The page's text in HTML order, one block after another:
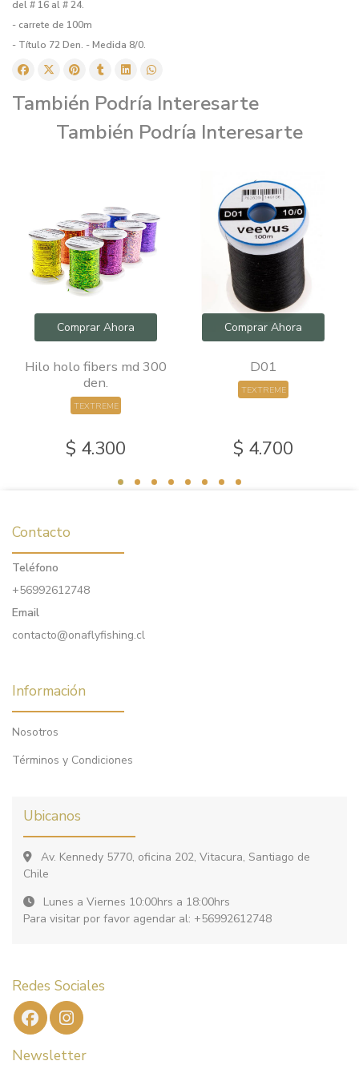
del # 16 al # 24.
- carrete de 100m
- Título 72 Den. - Medida 8/0.
También Podría Interesarte
También Podría Interesarte
Comprar Ahora
Hilo holo fibers md 300
den.
TEXTREME
$ 4.300
Comprar Ahora
D01
TEXTREME
$ 4.700
Contacto
Teléfono
+56992612748
Email
contacto@onaflyfishing.cl
Información
Nosotros
Términos y Condiciones
Ubicanos
Av. Kennedy 5770, oficina 202, Vitacura, Santiago de
Chile
Lunes a Viernes 10:00hrs a 18:00hrs
Para visitar por favor agendar al: +56992612748
Redes Sociales
Newsletter